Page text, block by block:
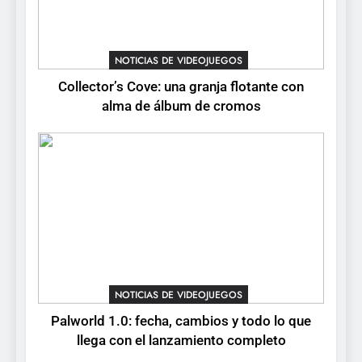
para PC y móviles
NOTICIAS DE VIDEOJUEGOS
Stuntman: Hollywood
devuelve el espectáculo de
NOTICIAS DE VIDEOJUEGOS
Collector’s Cove: una granja flotante con
alma de álbum de cromos
NOTICIAS DE VIDEOJUEGOS
Palworld 1.0: fecha, cambios y todo lo que
llega con el lanzamiento completo